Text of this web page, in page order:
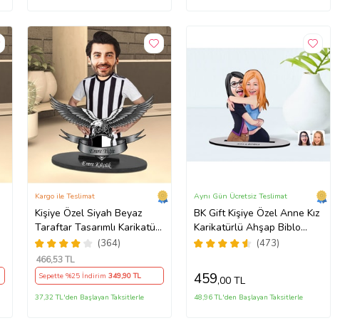
Kişiye Özel Siyah Beyaz
Taraftar Tasarımlı Karikatür
Biblo
(364)
Kargo ile Teslimat
466,53 TL
Sepette %25 İndirim349,90 TL
37,32 TL'den Başlayan Taksitlerle
BK Gift Kişiye Özel Anne Kız
Karikatürlü Ahşap Biblo
Model-2, Anneye Hediye,
(Beyaz)
(473)
Aynı Gün Ücretsiz Teslimat
459,00 TL
48,96 TL'den Başlayan Taksitlerle